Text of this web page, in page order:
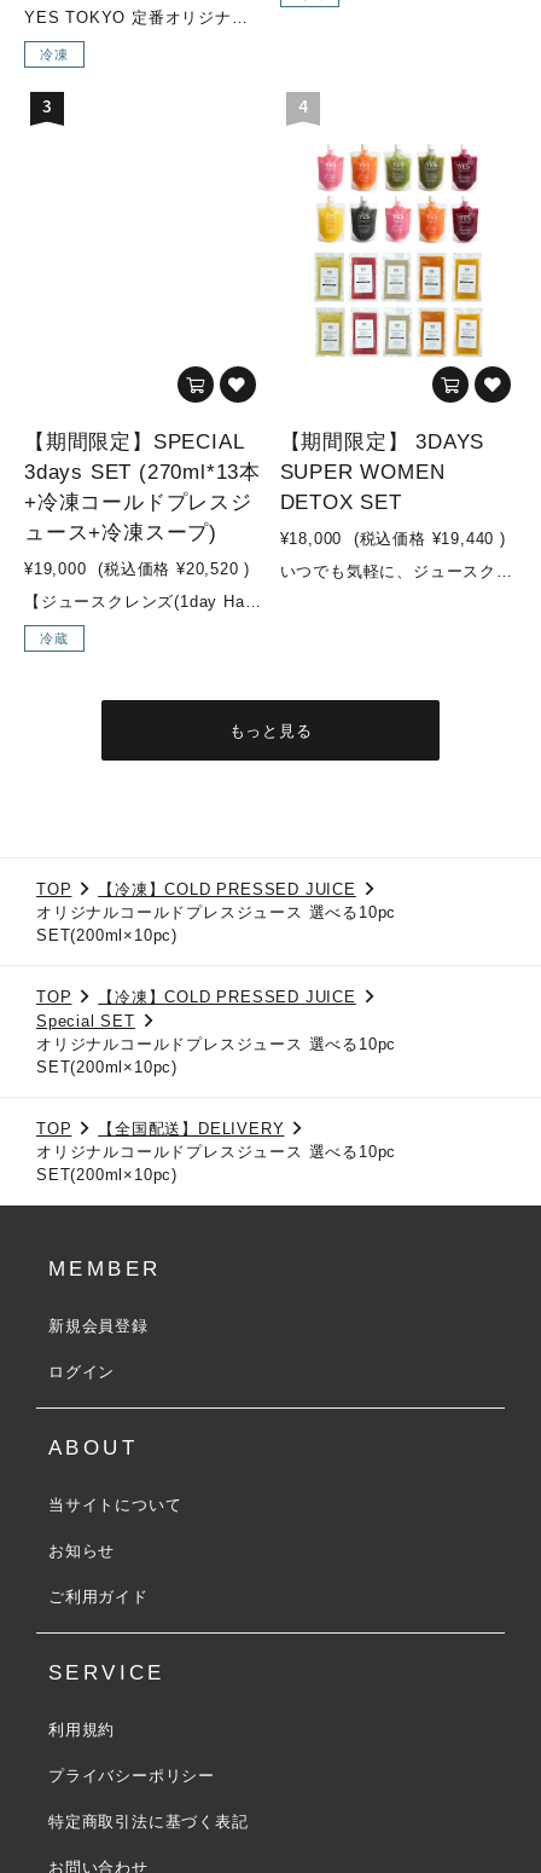
YES TOKYO 定番オリジナルコールドプレスジュースに加え、季節限定メニューの『Attractive woman』『Brand New Day』を加えた【期間限定 7種類×3SET】【YES TOKYO オリジナルコールドプレスジュースとは...？】水・着色料・保存料などの添加物を一切使用せず、野菜・果物のみをコールドプレス製法でお搾りしたオリジナルジュースを、ご自宅でも気軽にお召し上がり頂けるように、冷凍してお届けします。【コールドプレス製法とは...？】コールドプレスとは熱を加えずに抽出する低音圧搾製法のことです。 そして、不溶性の食物繊維は除かれる為、胃腸への負担が少なく、吸収率も高まり栄養補給に優れています。様々なお野菜やフルーツを一度に効率よく摂取でき、お野菜不足の方はもちろん、お食事の代わりに置き換えるジュースクレンズ用として、お子様用ジュースとしてもオススメです。普段のお食事ではなかなか摂取しにくい栄養素も、YES TOKYOオリジナルコールドプレスジュースで取り入れ、食生活の見直しや健康や美容のサポートに繋げていきましょう！ こんな方にオススメ！・野菜不足の方・腸内環境改善・2DAYSクレンズを行いたい方 素材・成分■Brand New Day(SEASONAL)・リンゴ/パイナップル/小松菜/レモン/チャコール(竹炭)■Attractive woman(SEASONAL)・リンゴ/紫キャベツ/キャベツ/レモン■ZESTY・リンゴ/パイナップル/ショウガ■SUNRISE GLOW・ニンジン/パイナップル/ショウガ/グレープフルーツ■LUSH LIFE・小松菜/リンゴ/レモン■SUBLIME GREEN・ケール/パイナップル/オレンジ/キュウリ/レモン■LIQUID BEET・ビーツ/リンゴ/ショウガ/レモン内容量・オリジナルコールドプレスジュース：200ml×21pc※各種3pcずつ
冷凍
3
【期間限定】SPECIAL
3days SET (270ml*13本
+冷凍コールドプレスジ
ュース+冷凍スープ)
¥19,000 (税込価格 ¥20,520 )
【ジュースクレンズ(1day Half)→回復食(1day Half)】までをスムーズに行える3日間セット回復食期間は何を食べて過ごしたら良いかわからない…ジュースクレンズ後から通常食に戻すまでの期間はどう過ごすべき？？と、お悩みの方はこちらのセットからスタートしてみませんか？！ジュースクレンズ後の、回復食期間をどう過ごすかはとても重要です。『YES TOKYO FROZEN COLDPRESSED JUICE』と『YES TOKYO ORIGINAL FROZEN SOUP』を使用し、ジュースクレンズの効果を最大限に引き出し、ジュースクレンズ後も穏やかにお過ごしいただけます。気軽に長期のジュースクレンズにチャレンジ可能なセットとなっておりますので是非お試し下さい！こんな方にオススメ！・ジュースクレンズ後が不安な方・長期間のジュースクレンズに挑戦したい方・ダイエット中で更なる成果を出したい方・暴飲暴食が続いて身体をスッキリさせたい方 セット内容【DAY 1】・PIXIE：リンゴ・パイナップ ・レモン・ショウガ・ターメリック・365DAYS：ホウレン草・キャベツ・ブロッコリー・パセリ・リンゴ・レモン・SUNSET：ニンジン・ショウガ・オレンジ・レモン・ウコン・THE ROSE：ビーツ・ニンジン・キャベツ・ショウガ・オレンジ・レモン・SEA SIDE：ホウレン草・セロリ・ロメインレタス・オレンジ・グレープフルーツ・ショウガ・スピルリナ・REFRESHER：リンゴ・パイナップル・グレープフルーツ・レモン・ビーツ・ローズ・MARBLES：ビーツ・キュウリ・ゴボウ・ショウガ・パイナップル・グレープフルーツ・レモン・MOSS GREEN：ケール・ホウレン草・セロリ・キュウリ・レモン・ショウガ ・グレープフルーツ【DAY 2】・3AM：白菜・パイナップル・グレープフルーツ・キャベツ・キュウリ・ゴボウ・ショウガ・LIME：パイナップル・ライム・白菜・キャベツ・グレープフルーツ・レモン・チアシード・REFRESHER：リンゴ・パイナップル・グレープフルーツ・レモン・グレープフルーツ・ビーツ・ローズ・MARBLES：ビーツ・キュウリ・ゴボウ・ショウガ・パイナップル・グレープフルーツ・レモン・365DAYS：ホウレン草・キャベツ・ブロッコリー・パセリ・リンゴ・レモン・キヌアとヘンプオイルのスープ・トマトとキヌアのスープ【DAY 3】・ZESTY・SUNRISE GLOW・ビーツと枝豆の塩麹スープ・キヌアとヘンプオイルのスープ・LUSH LIFE・キヌアとヘンプオイルのスープ・カボチャの味噌スープ・LIQUID BEETスープは冷凍スープでのお渡しとなります。冷凍コールドプレスジュースは冷凍でのお渡しとなります。※店頭受け取り、又はデリバリーでのお届けのみ対象となります。(デリバリー対応区域のみ)※種類の変更不可です。 内容量・コールドプレスジュース：270ml×12本・【冷凍】オリジナルコールドプレスジュース：200ml×4pc・【冷凍】オリジナルスープ：180g×6pc
冷蔵
4
【期間限定】 3DAYS
SUPER WOMEN
DETOX SET
¥18,000 (税込価格 ¥19,440 )
いつでも気軽に、ジュースクレンズにトライしてみませんか？健康維持の為に、必要な栄養素を摂取し、体内をデトックスしてあげましょう！こちらのセットは、ジュースクレンズ中は、オリジナルコールドプレスジュースを利用し、準備食や回復食では、オリジナルスープを活用したプログラムです。※準備食→ジュースクレンズ→回復食(合計：3DAYS)が可能な、女性におすすめの、ダイエット・デトックス効果に特化した内容のセットYES TOKYOでは、準備食・回復食期間に何を摂取して過ごして頂くかがとても重要と推進しており、効果にも大きく影響します。ジュースクレンズを検討中の方で、準備食・回復食期間中のお食事に関するお悩みが多いかと思いますが、こちらのセットで全てが解決！！そして、YES TOKYOオリジナルスープは、添加物不使用・動物性食品不使用でVEGAN対応のスープとなっており、スーパーフードを使用した栄養価が高く低カロリーなスープです。ジュースクレンズ後も身体の内側から温め、デトックス効果を高めてくれますので、安心してチャレンジして頂けます。3DAYS FASTING やり方準備食(1day)：オリジナルスープ5pcジュースクレンズ(1day)：オリジナルコールドプレスジュース10pc回復食(1day)：オリジナルスープ5pcオススメの飲む順番(オリジナルコールドプレスジュース)①Attractive woman②SUBLIME GREEN③LIQUID BEET④Brand New Day⑤LUSH LIFE⑥ZESTY⑦SUBLIME GREEN⑧LUSH LIFE⑨Attractive woman⑩LIQUID BEET※オリジナルスープはお好きな順番でお飲みください参考動画はこちらからチェック！▼【冷凍スープ・冷凍コールドプレスジュースでファスティング！】https://www.youtube.com/watch?v=4gthQIfA5O0【YES TOKYO オリジナルコールドプレスジュースとは...？】水・着色料・保存料などの添加物を一切使用せず、野菜・果物のみをコールドプレス製法でお搾りしたオリジナルジュースを、ご自宅でも気軽にお召し上がり頂けるように、冷凍してお届けします。【コールドプレス製法とは...？】コールドプレスとは熱を加えずに抽出する低温圧搾製法のことです。 そして、不溶性の食物繊維は除かれる為、胃腸への負担が少なく、吸収率も高まり栄養補給に優れています。様々なお野菜やフルーツを一度に効率よく摂取でき、お野菜不足の方はもちろん、お食事の代わりに置き換えるジュースクレンズ用として、お子様用ジュースとしてもオススメです。普段のお食事ではなかなか摂取しにくい栄養素も、YES TOKYOオリジナルコールドプレスジュースで取り入れ、食生活の見直しや健康や美容のサポートに繋げていきましょう！ こんな方にオススメ！・腸内環境を整えたい方・美肌づくり・ダイエットしたい方 セット内容◇オリジナルコールドプレスジュース◇■ZESTY(1pc)・リンゴ/パイナップル/ショウガ■LIQUID BEET(2pc)・ビーツ/リンゴ/ショウガ/レモン■LUSH LIFE(2pc)・リンゴ/小松菜/レモン■SUBLIME GREEN(2pc)・ケール/パイナップル/オレンジ/キュウリ/レモン■Brand New Day(1pc)・リンゴ/パイナップル/小松菜/レモン/チャコール(竹炭)■Attractive woman(2pc)・リンゴ/紫キャベツ/キャベツ/レモン◇オリジナルスープ◇■BEETS & EDAMAME SOUP -ビーツと枝豆の塩麹スープ-(2pc)・ビーツ/玉ねぎ/枝豆/塩麹/野菜スープ/(一部に大豆を含む)■QUINOA & HEMP OIL SOUP - キヌアとヘンプオイルのスープ -(2pc)・玉ねぎ/キヌア/ニンニク/ヘンプオイル/塩麹/野菜スープ■TOMATO & QUINOA SOUP - トマトとキヌアのスープ -(2pc)・ホールトマト/玉ねぎ/人参/キャベツ/マッシュルーム/キヌア/オリーブオイル/にんにく/ローリエ/塩麹■PUMPKIN & MISO SOUP - カボチャの味噌スープ -(2pc)・玉ねぎ/カボチャ/味噌/野菜スープ/(一部に大豆を含む)■MUSHROOM SOUP - マッシュルームのスープ -(2pc)・豆乳/玉ねぎ/マッシュルーム/オリーブオイル/ニンニク/食塩/胡椒(一部に大豆を含む) 内容量・オリジナルコールドプレスジュース：200ml×10pc・オリジナルスープ：180g×10pc
もっと見る
TOP
【冷凍】COLD PRESSED JUICE
オリジナルコールドプレスジュース 選べる10pc
SET(200ml×10pc)
TOP
【冷凍】COLD PRESSED JUICE
Special SET
オリジナルコールドプレスジュース 選べる10pc
SET(200ml×10pc)
TOP
【全国配送】DELIVERY
オリジナルコールドプレスジュース 選べる10pc
SET(200ml×10pc)
MEMBER
新規会員登録
ログイン
ABOUT
当サイトについて
お知らせ
ご利用ガイド
SERVICE
利用規約
プライバシーポリシー
特定商取引法に基づく表記
お問い合わせ